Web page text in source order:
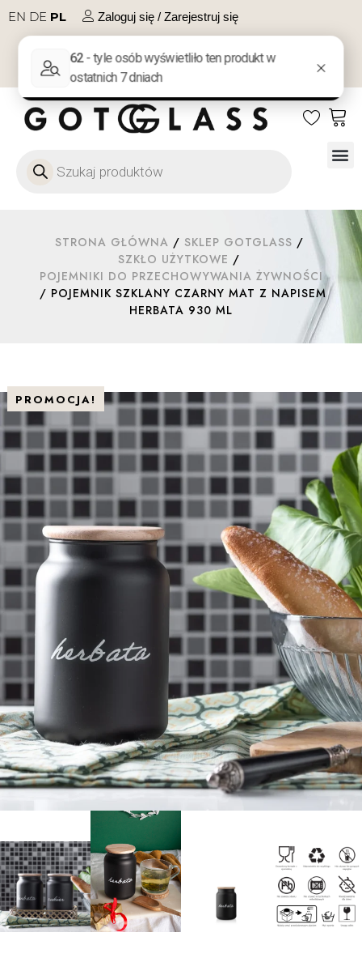
EN DE PL Zaloguj się / Zarejestruj się
NA PREZENT KONTAKT
STRONA GŁÓWNA / SKLEP GOTGLASS /
SZKŁO UŻYTKOWE /
POJEMNIKI DO PRZECHOWYWANIA ŻYWNOŚCI
/ POJEMNIK SZKLANY CZARNY MAT Z NAPISEM
HERBATA 930 ML
PROMOCJA!